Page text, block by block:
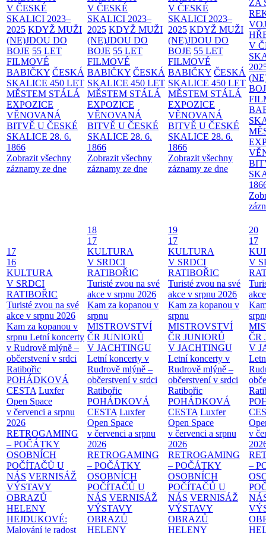
V ČESKÉ
SKALICI 2023–
2025 KDYŽ MUŽI
(NE)JDOU DO
BOJE 55 LET
FILMOVÉ
BABIČKY ČESKÁ
SKALICE 450 LET
MĚSTEM STÁLÁ
EXPOZICE
VĚNOVANÁ
BITVĚ U ČESKÉ
SKALICE 28. 6.
1866
Zobrazit všechny
záznamy ze dne
V ČESKÉ
SKALICI 2023–
2025 KDYŽ MUŽI
(NE)JDOU DO
BOJE 55 LET
FILMOVÉ
BABIČKY ČESKÁ
SKALICE 450 LET
MĚSTEM STÁLÁ
EXPOZICE
VĚNOVANÁ
BITVĚ U ČESKÉ
SKALICE 28. 6.
1866
Zobrazit všechny
záznamy ze dne
V ČESKÉ
SKALICI 2023–
2025 KDYŽ MUŽI
(NE)JDOU DO
BOJE 55 LET
FILMOVÉ
BABIČKY ČESKÁ
SKALICE 450 LET
MĚSTEM STÁLÁ
EXPOZICE
VĚNOVANÁ
BITVĚ U ČESKÉ
SKALICE 28. 6.
1866
Zobrazit všechny
záznamy ze dne
ZA
V
17
16
KULTURA
V SRDCI
RATIBOŘIC
Turisté zvou na své
akce v srpnu 2026
Kam za kopanou v
srpnu Letní koncerty
v Rudrově mlýně –
občerstvení v srdci
Ratibořic
POHÁDKOVÁ
CESTA Luxfer
Open Space
v červenci a srpnu
2026
RETROGAMING
– POČÁTKY
OSOBNÍCH
POČÍTAČŮ U
NÁS VERNISÁŽ
VÝSTAVY
OBRAZŮ
HELENY
HEJDUKOVÉ:
Malování je radost
18
17
KULTURA
V SRDCI
RATIBOŘIC
Turisté zvou na své
akce v srpnu 2026
Kam za kopanou v
srpnu
MISTROVSTVÍ
ČR JUNIORŮ
V JACHTINGU
Letní koncerty v
Rudrově mlýně –
občerstvení v srdci
Ratibořic
POHÁDKOVÁ
CESTA Luxfer
Open Space
v červenci a srpnu
2026
RETROGAMING
– POČÁTKY
OSOBNÍCH
POČÍTAČŮ U
NÁS VERNISÁŽ
VÝSTAVY
OBRAZŮ
HELENY
19
17
KULTURA
V SRDCI
RATIBOŘIC
Turisté zvou na své
akce v srpnu 2026
Kam za kopanou v
srpnu
MISTROVSTVÍ
ČR JUNIORŮ
V JACHTINGU
Letní koncerty v
Rudrově mlýně –
občerstvení v srdci
Ratibořic
POHÁDKOVÁ
CESTA Luxfer
Open Space
v červenci a srpnu
2026
RETROGAMING
– POČÁTKY
OSOBNÍCH
POČÍTAČŮ U
NÁS VERNISÁŽ
VÝSTAVY
OBRAZŮ
HELENY
20
17
V
ČR
V
v
–